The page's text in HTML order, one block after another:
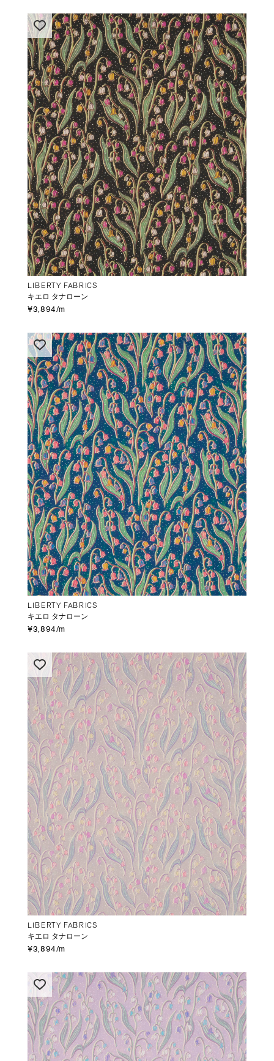
LIBERTY FABRICS
キエロ タナローン
¥3,894/m
LIBERTY FABRICS
キエロ タナローン
¥3,894/m
LIBERTY FABRICS
キエロ タナローン
¥3,894/m